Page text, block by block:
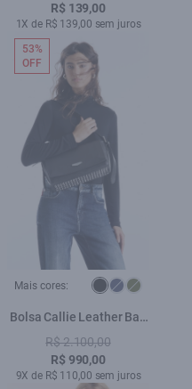
R$ 139,00
1X de R$ 139,00 sem juros
Mais cores:
Bolsa Callie Leather Bag
Preto
R$ 2.100,00
R$ 990,00
9X de R$ 110,00 sem juros
53%
OFF